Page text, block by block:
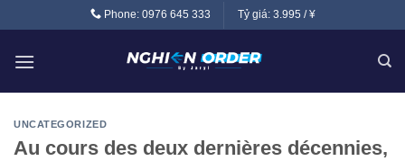
to
content
Phone: 0976 645 333 Tỷ giá: 3.995 / ¥
UNCATEGORIZED
Au cours des deux dernières décennies,